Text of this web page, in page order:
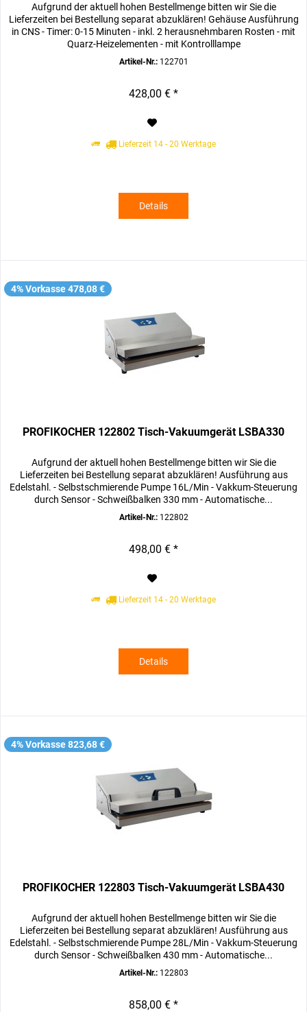
Aufgrund der aktuell hohen Bestellmenge bitten wir Sie die
Lieferzeiten bei Bestellung separat abzuklären! Gehäuse Ausführung
in CNS - Timer: 0-15 Minuten - inkl. 2 herausnehmbaren Rosten - mit
Quarz-Heizelementen - mit Kontrolllampe
Artikel-Nr.:122701
428,00 € *
Lieferzeit 14 - 20 Werktage
Details
4% Vorkasse 478,08 €
PROFIKOCHER 122802 Tisch-Vakuumgerät LSBA330
Aufgrund der aktuell hohen Bestellmenge bitten wir Sie die
Lieferzeiten bei Bestellung separat abzuklären! Ausführung aus
Edelstahl. - Selbstschmierende Pumpe 16L/Min - Vakkum-Steuerung
durch Sensor - Schweißbalken 330 mm - Automatische...
Artikel-Nr.:122802
498,00 € *
Lieferzeit 14 - 20 Werktage
Details
4% Vorkasse 823,68 €
PROFIKOCHER 122803 Tisch-Vakuumgerät LSBA430
Aufgrund der aktuell hohen Bestellmenge bitten wir Sie die
Lieferzeiten bei Bestellung separat abzuklären! Ausführung aus
Edelstahl. - Selbstschmierende Pumpe 28L/Min - Vakkum-Steuerung
durch Sensor - Schweißbalken 430 mm - Automatische...
Artikel-Nr.:122803
858,00 € *